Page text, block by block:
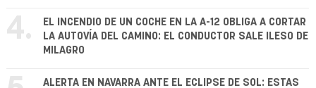
4.
EL INCENDIO DE UN COCHE EN LA A-12 OBLIGA A CORTAR
LA AUTOVÍA DEL CAMINO: EL CONDUCTOR SALE ILESO DE
MILAGRO
ALERTA EN NAVARRA ANTE EL ECLIPSE DE SOL: ESTAS